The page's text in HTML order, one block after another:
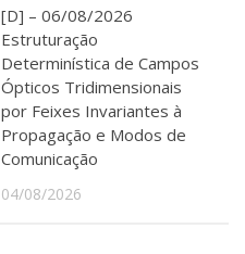
[D] – 06/08/2026
Estruturação
Determinística de Campos
Ópticos Tridimensionais
por Feixes Invariantes à
Propagação e Modos de
Comunicação
04/08/2026